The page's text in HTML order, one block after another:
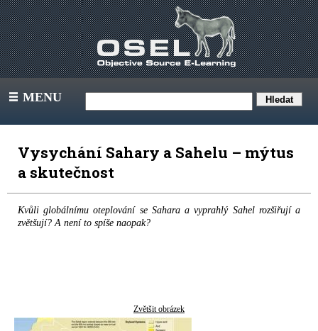
III MENU
Vysychání Sahary a Sahelu – mýtus
a skutečnost
Kvůli globálnímu oteplování se Sahara a vyprahlý Sahel rozšiřují a
zvětšují? A není to spíše naopak?
Zvětšit obrázek